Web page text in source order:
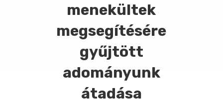
menekültek
megsegítésére
gyűjtött
adományunk
átadása